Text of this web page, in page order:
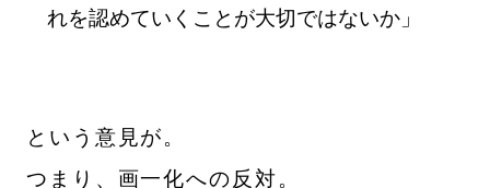
れを認めていくことが大切ではないか」
という意見が。
つまり、画一化への反対。